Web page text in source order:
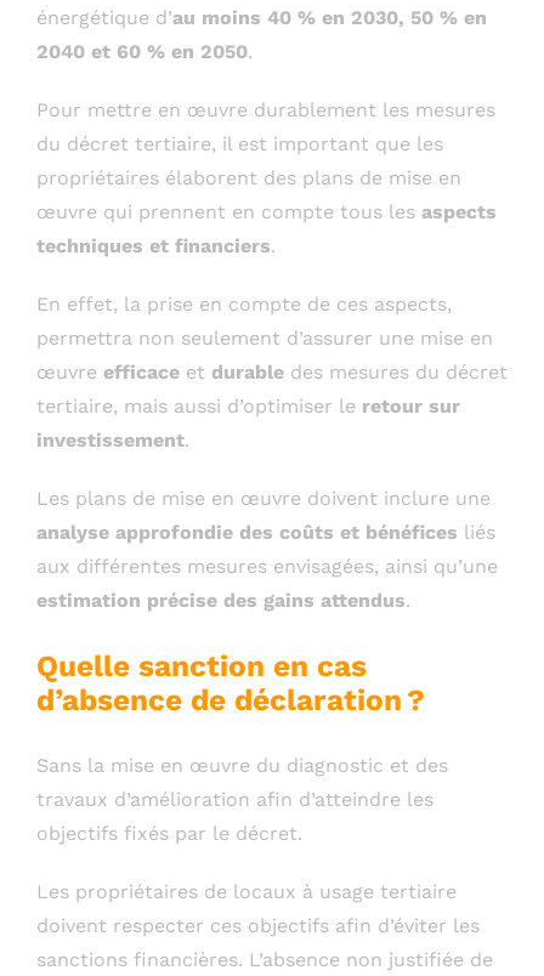
énergétique d’au moins 40 % en 2030, 50 % en
2040 et 60 % en 2050.
Pour mettre en œuvre durablement les mesures
du décret tertiaire, il est important que les
propriétaires élaborent des plans de mise en
œuvre qui prennent en compte tous les aspects
techniques et financiers.
En effet, la prise en compte de ces aspects,
permettra non seulement d’assurer une mise en
œuvre efficace et durable des mesures du décret
tertiaire, mais aussi d’optimiser le retour sur
investissement.
Les plans de mise en œuvre doivent inclure une
analyse approfondie des coûts et bénéfices liés
aux différentes mesures envisagées, ainsi qu’une
estimation précise des gains attendus.
Quelle sanction en cas
d’absence de déclaration ?
Sans la mise en œuvre du diagnostic et des
travaux d’amélioration afin d’atteindre les
objectifs fixés par le décret.
Les propriétaires de locaux à usage tertiaire
doivent respecter ces objectifs afin d’éviter les
sanctions financières. L’absence non justifiée de